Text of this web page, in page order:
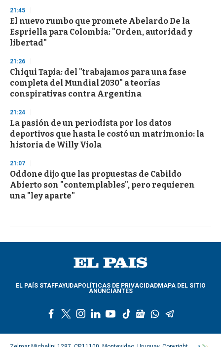
21:45
El nuevo rumbo que promete Abelardo De la
Espriella para Colombia: "Orden, autoridad y
libertad"
21:26
Chiqui Tapia: del "trabajamos para una fase
completa del Mundial 2030" a teorías
conspirativas contra Argentina
21:24
La pasión de un periodista por los datos
deportivos que hasta le costó un matrimonio: la
historia de Willy Viola
21:07
Oddone dijo que las propuestas de Cabildo
Abierto son "contemplables", pero requieren
una "ley aparte"
EL PAÍS STAFFAYUDAPOLÍTICAS DE PRIVACIDADMAPA DEL SITIO
ANUNCIANTES
c
e
w
i
s
t
l
n
k
y
u
t
k
g
o
w
a
l
e